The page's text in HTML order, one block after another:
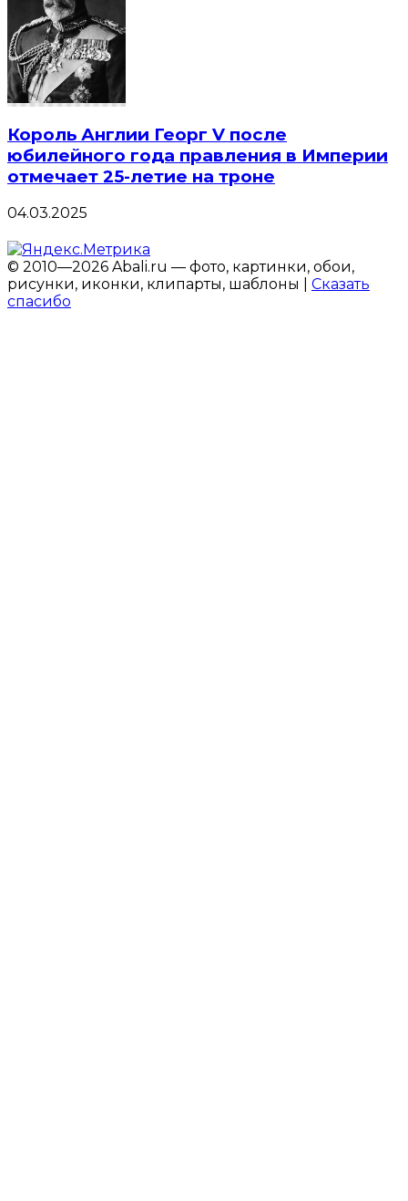
Король Англии Георг V после
юбилейного года правления в Империи
отмечает 25-летие на троне
04.03.2025
© 2010—2026 Abali.ru — фото, картинки, обои,
рисунки, иконки, клипарты, шаблоны | Сказать
спасибо